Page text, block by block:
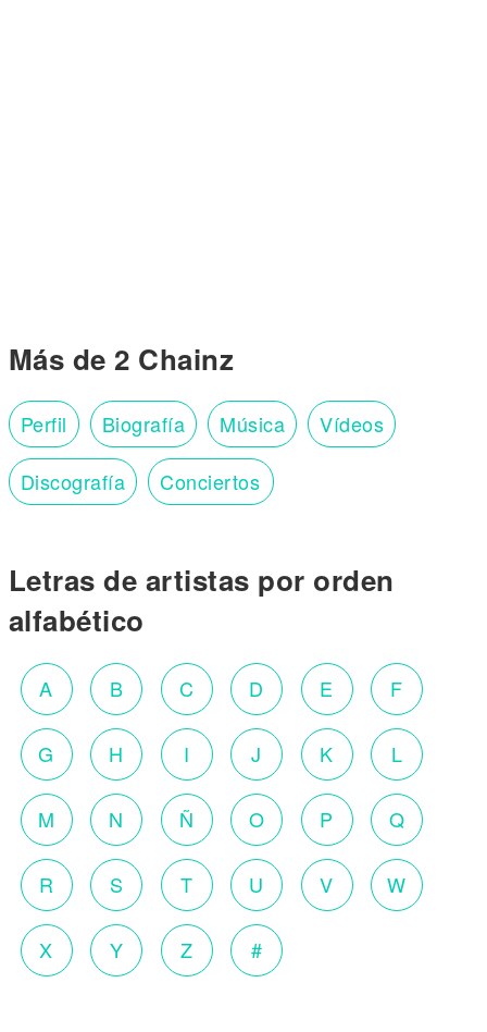
Más de 2 Chainz
Perfil Biografía Música Vídeos
Discografía Conciertos
Letras de artistas por orden
alfabético
A B C D E F
G H I J K L
M N Ñ O P Q
R S T U V W
X Y Z #